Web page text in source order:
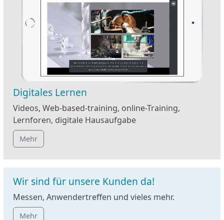
Digitales Lernen
Videos, Web-based-training, online-Training,
Lernforen, digitale Hausaufgabe
Mehr
Wir sind für unsere Kunden da!
Messen, Anwendertreffen und vieles mehr.
Mehr